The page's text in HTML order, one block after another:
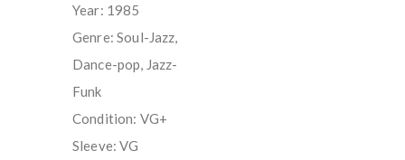
Year: 1985
Genre: Soul-Jazz,
Dance-pop, Jazz-
Funk
Condition: VG+
Sleeve: VG